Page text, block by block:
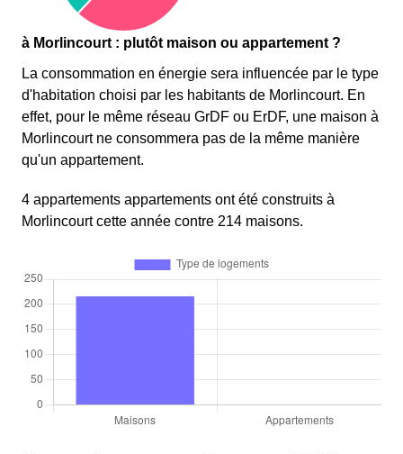
à Morlincourt : plutôt maison ou appartement ?
La consommation en énergie sera influencée par le type
d'habitation choisi par les habitants de Morlincourt. En
effet, pour le même réseau GrDF ou ErDF, une maison à
Morlincourt ne consommera pas de la même manière
qu'un appartement.
4 appartements appartements ont été construits à
Morlincourt cette année contre 214 maisons.